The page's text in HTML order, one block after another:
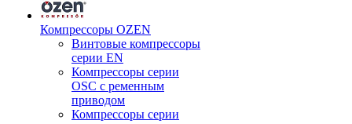
Компрессоры OZEN
Винтовые компрессоры
серии EN
Компрессоры серии
OSC с ременным
приводом
Компрессоры серии